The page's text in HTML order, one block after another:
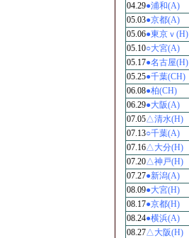
04.29●浦和(A)
05.03●京都(A)
05.06●東京ｖ(H)
05.10○大宮(A)
05.17●名古屋(H)
05.25●千葉(CH)
06.08●柏(CH)
06.29●大阪(A)
07.05△清水(H)
07.13○千葉(A)
07.16△大分(H)
07.20△神戸(H)
07.27●新潟(A)
08.09●大宮(H)
08.17●京都(H)
08.24●横浜(A)
08.27△大阪(H)